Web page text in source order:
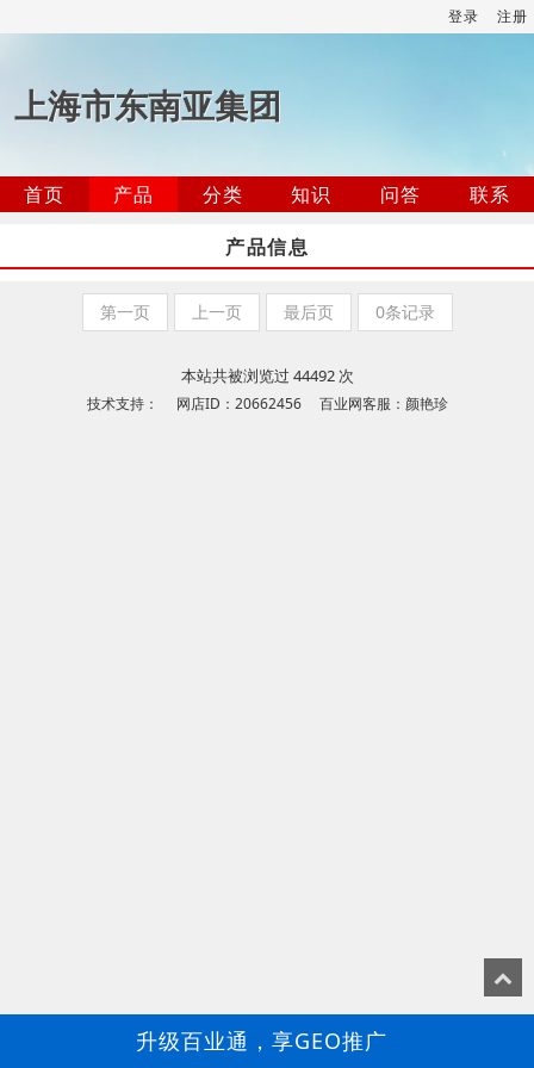
登录 注册
上海市东南亚集团
首页 产品 分类 知识 问答
联系
产品信息
第一页 上一页 最后页 0条记录
本站共被浏览过 44492 次
技术支持： 网店ID：20662456 百业网客服：颜艳珍
升级百业通，享GEO推广